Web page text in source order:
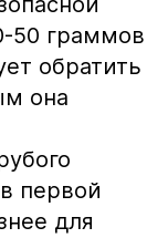
50 граммов
обратить
она
первой
для